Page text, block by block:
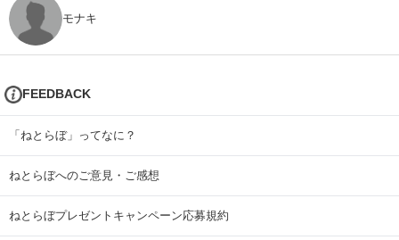
モナキ
FEEDBACK
「ねとらぼ」ってなに？
ねとらぼへのご意見・ご感想
ねとらぼプレゼントキャンペーン応募規約